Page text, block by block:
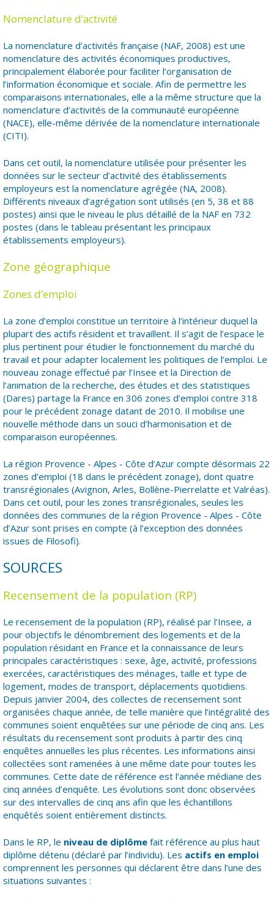
Nomenclature d’activité
La nomenclature d’activités française (NAF, 2008) est une
nomenclature des activités économiques productives,
principalement élaborée pour faciliter l’organisation de
l’information économique et sociale. Afin de permettre les
comparaisons internationales, elle a la même structure que la
nomenclature d’activités de la communauté européenne
(NACE), elle-même dérivée de la nomenclature internationale
(CITI).
Dans cet outil, la nomenclature utilisée pour présenter les
données sur le secteur d’activité des établissements
employeurs est la nomenclature agrégée (NA, 2008).
Différents niveaux d’agrégation sont utilisés (en 5, 38 et 88
postes) ainsi que le niveau le plus détaillé de la NAF en 732
postes (dans le tableau présentant les principaux
établissements employeurs).
Zone géographique
Zones d’emploi
La zone d’emploi constitue un territoire à l’intérieur duquel la
plupart des actifs résident et travaillent. Il s’agit de l’espace le
plus pertinent pour étudier le fonctionnement du marché du
travail et pour adapter localement les politiques de l’emploi. Le
nouveau zonage effectué par l’Insee et la Direction de
l’animation de la recherche, des études et des statistiques
(Dares) partage la France en 306 zones d’emploi contre 318
pour le précédent zonage datant de 2010. Il mobilise une
nouvelle méthode dans un souci d’harmonisation et de
comparaison européennes.
La région Provence - Alpes - Côte d’Azur compte désormais 22
zones d’emploi (18 dans le précédent zonage), dont quatre
transrégionales (Avignon, Arles, Bollène-Pierrelatte et Valréas).
Dans cet outil, pour les zones transrégionales, seules les
données des communes de la région Provence - Alpes - Côte
d’Azur sont prises en compte (à l’exception des données
issues de Filosofi).
SOURCES
Recensement de la population (RP)
Le recensement de la population (RP), réalisé par l’Insee, a
pour objectifs le dénombrement des logements et de la
population résidant en France et la connaissance de leurs
principales caractéristiques : sexe, âge, activité, professions
exercées, caractéristiques des ménages, taille et type de
logement, modes de transport, déplacements quotidiens.
Depuis janvier 2004, des collectes de recensement sont
organisées chaque année, de telle manière que l’intégralité des
communes soient enquêtées sur une période de cinq ans. Les
résultats du recensement sont produits à partir des cinq
enquêtes annuelles les plus récentes. Les informations ainsi
collectées sont ramenées à une même date pour toutes les
communes. Cette date de référence est l’année médiane des
cinq années d’enquête. Les évolutions sont donc observées
sur des intervalles de cinq ans afin que les échantillons
enquêtés soient entièrement distincts.
Dans le RP, le niveau de diplôme fait référence au plus haut
diplôme détenu (déclaré par l’individu). Les actifs en emploi
comprennent les personnes qui déclarent être dans l’une des
situations suivantes :